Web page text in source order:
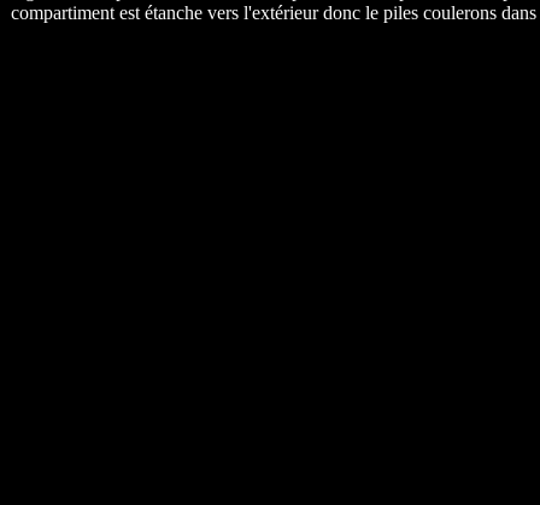
compartiment est étanche vers l'extérieur donc le piles coulerons